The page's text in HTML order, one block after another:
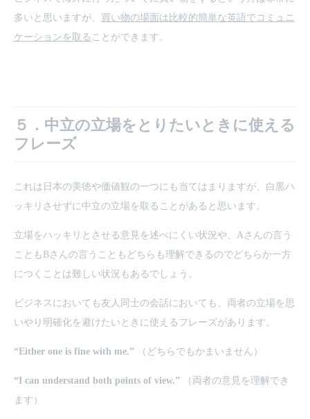
多いと思いますが、 買い物の場面は比較的簡単な英語でコミュニ
ケーションを取る ことができます。
５．中立の立場をとりたいときに使える
フレーズ
これは日本の美徳や価値観の一つにも当てはまりますが、白黒ハ
ッキリさせずに中立の立場を取ることがあると思います。
立場をハッキリとさせる意見を述べにくい状況や、Aさんの言う
こともBさんの言うこともどちらも理解できるのでどちらか一方
につくことは難しい状況もあるでしょう。
ビジネスにおいても友人同士の会話においても、両者の立場を思
いやり明確化を避けたいときに使えるフレーズがあります。
“Either one is fine with me.” （どちらでもかまいません）
“I can understand both points of view.” （両者の意見を理解でき
ます）